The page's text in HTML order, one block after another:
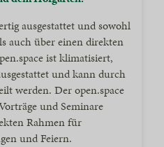
ausgestattet und sowohl
auch über einen direkten
ist klimatisiert,
und kann durch
werden. Der open.space
und Seminare
Rahmen für
und Feiern.